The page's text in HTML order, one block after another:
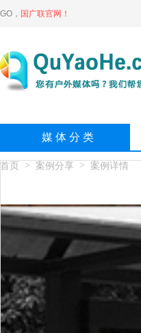
GO， 国广联官网！
媒 体 分 类
首页 > 案例分享 > 案例详情